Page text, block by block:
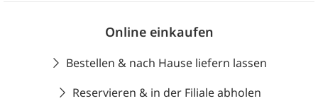
Online einkaufen
Bestellen & nach Hause liefern lassen
Reservieren & in der Filiale abholen